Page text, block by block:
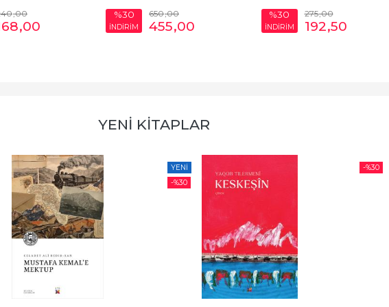
,00
,00
%30
İNDİRİM
650,00
455,00
%30
İNDİRİM
275,00
192,50
YENİ KİTAPLAR
YENI
-%30
-%30